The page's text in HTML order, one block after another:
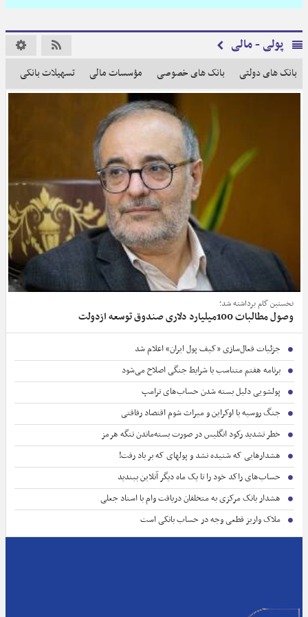
پولی - مالی
بانک های دولتی بانک های خصوصی مؤسسات مالی تسهیلات بانکی
نخستین گام برداشته شد؛
وصول مطالبات 100میلیارد دلاری صندوق توسعه ازدولت
جزئیات فعال‌سازی «کیف پول ایران» اعلام شد
برنامه هفتم متناسب با شرایط جنگی اصلاح می‌شود
پولشویی دلیل بسته شدن حساب‌های ترامپ
جنگ روسیه با اوکراین و میراث شوم اقتصاد رفاقتی
خطر تشدید رکود انگلیس در صورت بسته‌ماندن تنگه هرمز
هشدارهایی که شنیده نشد و پولهای که بر باد رفت!
حساب‌های راکد خود را تا یک ماه دیگر آنلاین ببندید
هشدار بانک مرکزی به متخلفان دریافت وام با اسناد جعلی
ملاک واریز قطعی وجه در حساب بانکی است